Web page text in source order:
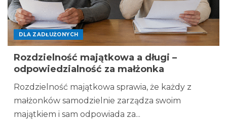
DLA ZADŁUŻONYCH
Rozdzielność majątkowa a długi –
odpowiedzialność za małżonka
Rozdzielność majątkowa sprawia, że każdy z
małżonków samodzielnie zarządza swoim
majątkiem i sam odpowiada za...